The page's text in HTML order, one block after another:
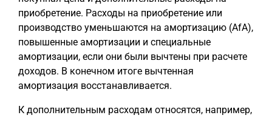
приобретение. Расходы на приобретение или
производство уменьшаются на амортизацию (AfA),
повышенные амортизации и специальные
амортизации, если они были вычтены при расчете
доходов. В конечном итоге вычтенная
амортизация восстанавливается.
К дополнительным расходам относятся, например,